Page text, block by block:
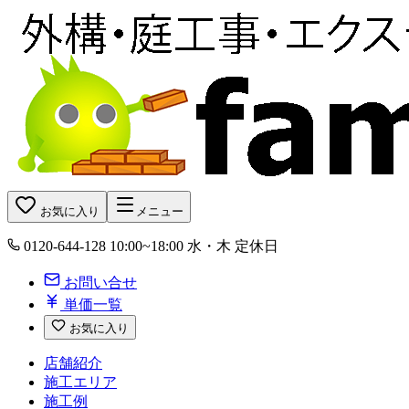
お気に入り メニュー
0120-644-128 10:00~18:00 水・木 定休日
お問い合せ
単価一覧
お気に入り
店舗紹介
施工エリア
施工例